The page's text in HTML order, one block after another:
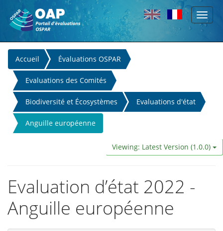
Skip to main content
Toggle
You
are
here
Accueil Évaluations OSPAR
Evaluations des Comités
Biodiversité et Écosystèmes Evaluations d'état
Anguille européenne
Viewing: Latest Version (1.0.0)
Evaluation d’état 2022 -
Anguille européenne